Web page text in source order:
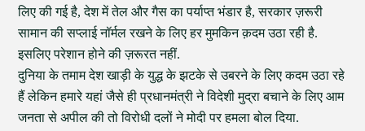
लिए की गई है, देश में तेल और गैस का पर्याप्त भंडार है, सरकार ज़रूरी
सामान की सप्लाई नॉर्मल रखने के लिए हर मुमकिन क़दम उठा रही है.
इसलिए परेशान होने की ज़रूरत नहीं.
दुनिया के तमाम देश खाड़ी के युद्ध के झटके से उबरने के लिए कदम उठा रहे
हैं लेकिन हमारे यहां जैसे ही प्रधानमंत्री ने विदेशी मुद्रा बचाने के लिए आम
जनता से अपील की तो विरोधी दलों ने मोदी पर हमला बोल दिया.